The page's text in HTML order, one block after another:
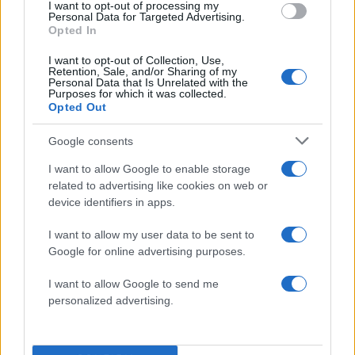
I want to opt-out of processing my
Personal Data for Targeted Advertising.
Opted In
I want to opt-out of Collection, Use,
Retention, Sale, and/or Sharing of my
Personal Data that Is Unrelated with the
Purposes for which it was collected.
Opted Out
Google consents
I want to allow Google to enable storage
related to advertising like cookies on web or
device identifiers in apps.
I want to allow my user data to be sent to
Google for online advertising purposes.
I want to allow Google to send me
personalized advertising.
«Η αστυνομία της Ιερουσαλήμ,
πυροτεχνουργοί και μονάδες της
συνοριοφυλακής ασφάλισαν τους
χώρους και επί του παρόντος
εργάζονται για να απομακρύνουν
οποιονδήποτε κίνδυνο για το κοινό»,
σύμφωνα με την ανακοίνωση.
20:24 | 16.03.2026